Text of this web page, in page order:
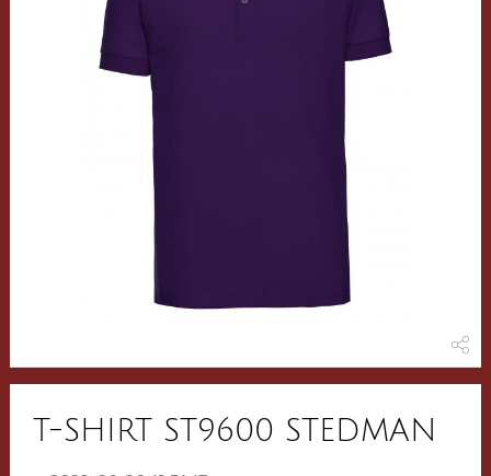
T-SHIRT ST9600 STEDMAN